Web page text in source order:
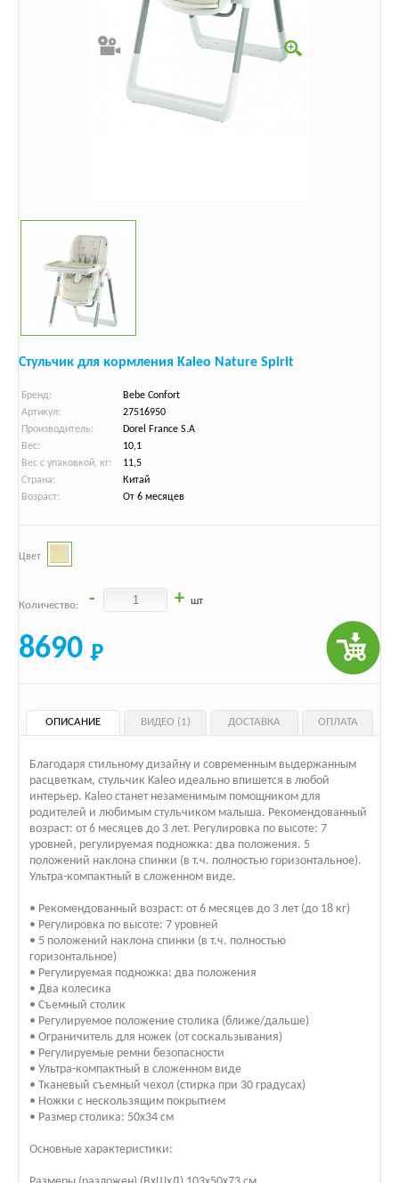
Стульчик для кормления Kaleo Nature Spirit
Бренд:
Bebe Confort
Артикул:
27516950
Производитель:
Dorel France S.A
Вес:
10,1
Вес с упаковкой, кг:
11,5
Страна:
Китай
Возраст:
От 6 месяцев
Цвет
Количество: - + шт
8690
ОПИСАНИЕ ВИДЕО (1) ДОСТАВКА ОПЛАТА
Благодаря стильному дизайну и современным выдержанным
расцветкам, стульчик Kaleo идеально впишется в любой
интерьер. Kaleo станет незаменимым помощником для
родителей и любимым стульчиком малыша. Рекомендованный
возраст: от 6 месяцев до 3 лет. Регулировка по высоте: 7
уровней, регулируемая подножка: два положения. 5
положений наклона спинки (в т.ч. полностью горизонтальное).
Ультра-компактный в сложенном виде.
• Рекомендованный возраст: от 6 месяцев до 3 лет (до 18 кг)
• Регулировка по высоте: 7 уровней
• 5 положений наклона спинки (в т.ч. полностью
горизонтальное)
• Регулируемая подножка: два положения
• Два колесика
• Съемный столик
• Регулируемое положение столика (ближе/дальше)
• Ограничитель для ножек (от соскальзывания)
• Регулируемые ремни безопасности
• Ультра-компактный в сложенном виде
• Тканевый съемный чехол (стирка при 30 градусах)
• Ножки с нескользящим покрытием
• Размер столика: 50х34 см
Основные характеристики: